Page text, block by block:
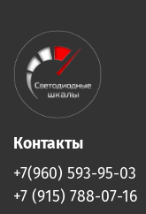
Контакты
+7(960) 593-95-03
+7 (915) 788-07-16